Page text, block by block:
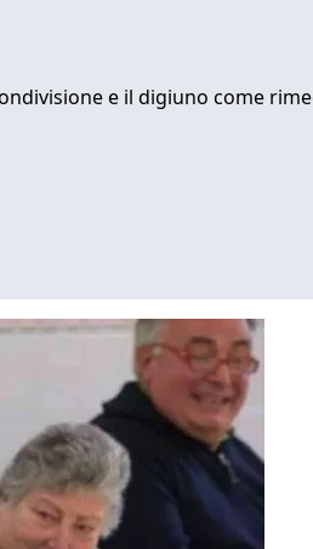
e il digiuno come